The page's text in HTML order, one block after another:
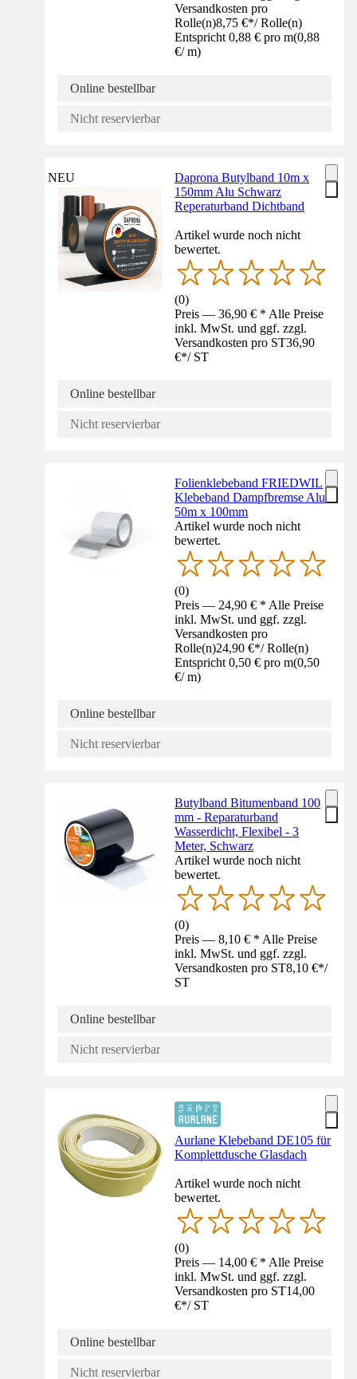
Versandkosten pro
Rolle(n)8,75 €*/ Rolle(n)
Entspricht 0,88 € pro m(0,88
€/ m)
Online bestellbar
Nicht reservierbar
NEU
Daprona Butylband 10m x
150mm Alu Schwarz
Reperaturband Dichtband
Artikel wurde noch nicht
bewertet.
(0)
Preis — 36,90 € * Alle Preise
inkl. MwSt. und ggf. zzgl.
Versandkosten pro ST36,90
€*/ ST
Online bestellbar
Nicht reservierbar
Folienklebeband FRIEDWIL
Klebeband Dampfbremse Alu
50m x 100mm
Artikel wurde noch nicht
bewertet.
(0)
Preis — 24,90 € * Alle Preise
inkl. MwSt. und ggf. zzgl.
Versandkosten pro
Rolle(n)24,90 €*/ Rolle(n)
Entspricht 0,50 € pro m(0,50
€/ m)
Online bestellbar
Nicht reservierbar
Butylband Bitumenband 100
mm - Reparaturband
Wasserdicht, Flexibel - 3
Meter, Schwarz
Artikel wurde noch nicht
bewertet.
(0)
Preis — 8,10 € * Alle Preise
inkl. MwSt. und ggf. zzgl.
Versandkosten pro ST8,10 €*/
ST
Online bestellbar
Nicht reservierbar
Aurlane Klebeband DE105 für
Komplettdusche Glasdach
Artikel wurde noch nicht
bewertet.
(0)
Preis — 14,00 € * Alle Preise
inkl. MwSt. und ggf. zzgl.
Versandkosten pro ST14,00
€*/ ST
Online bestellbar
Nicht reservierbar